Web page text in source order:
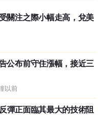
關注之際小幅走高，兌美
公布前守住漲幅，接近三
以前
彈正面臨其最大的技術阻